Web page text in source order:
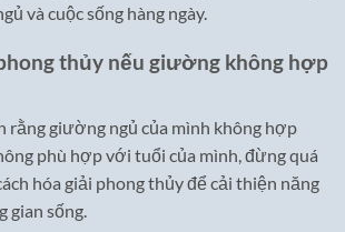
và cuộc sống hàng ngày.
thủy nếu giường không hợp
rằng giường ngủ của mình không hợp
phù hợp với tuổi của mình, đừng quá
hóa giải phong thủy để cải thiện năng
gian sống.